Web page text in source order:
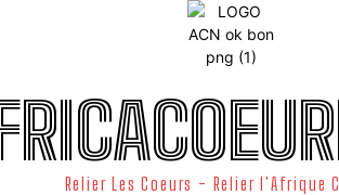
Relier Les Coeurs - Relier l'Afrique